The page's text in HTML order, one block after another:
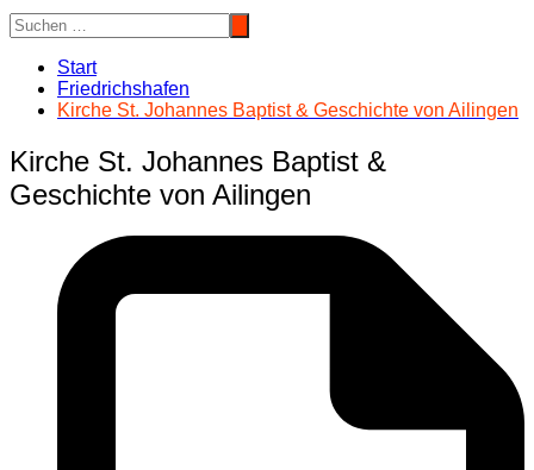
Start
Friedrichshafen
Kirche St. Johannes Baptist & Geschichte von Ailingen
Kirche St. Johannes Baptist &
Geschichte von Ailingen